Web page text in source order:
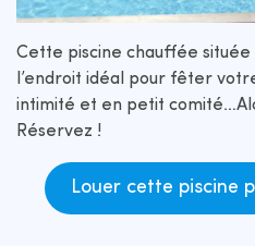
Cette piscine chauffée
l’endroit idéal pour fêter
intimité et en petit
Réservez !
Louer cette piscine